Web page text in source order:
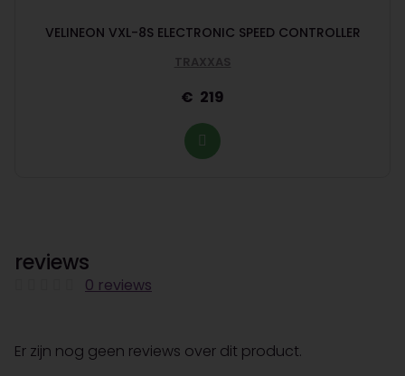
VELINEON VXL-8S ELECTRONIC SPEED CONTROLLER
TRAXXAS
219
reviews
0 reviews
Er zijn nog geen reviews over dit product.